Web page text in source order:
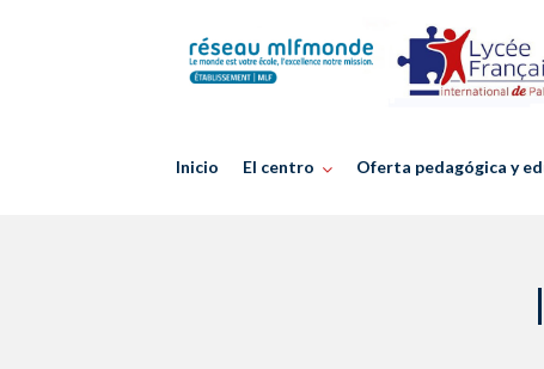
Inicio El centro Oferta pedagógica y